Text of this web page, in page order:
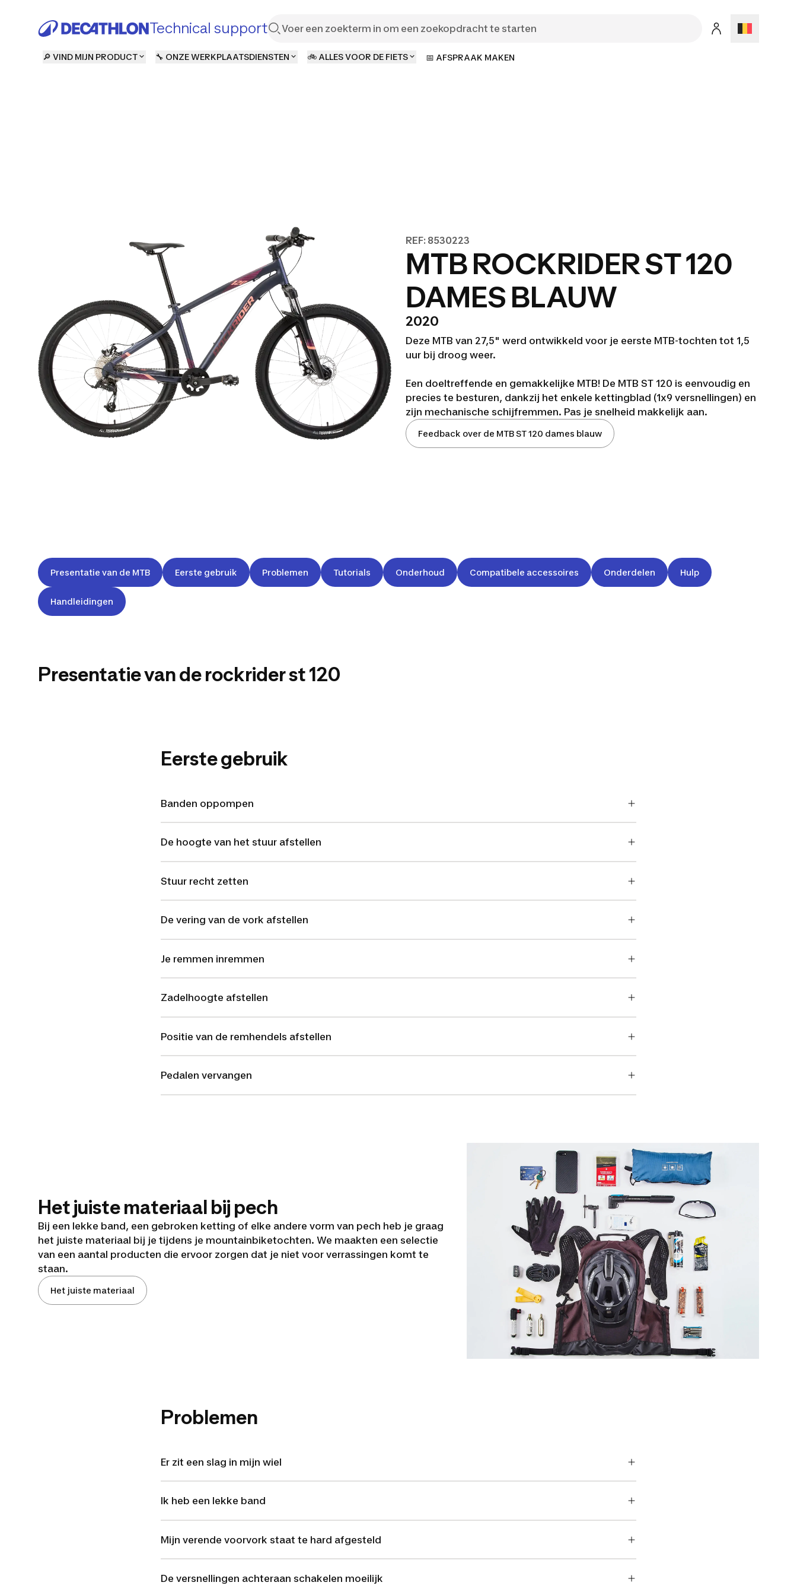
Technical support
🔎 VIND MIJN PRODUCT 🔧 ONZE WERKPLAATSDIENSTEN 🚲 ALLES VOOR DE FIETS 📅 AFSPRAAK MAKEN
REF: 8530223
MTB ROCKRIDER ST 120
DAMES BLAUW
2020
Deze MTB van 27,5" werd ontwikkeld voor je eerste MTB-tochten tot 1,5
uur bij droog weer.
Een doeltreffende en gemakkelijke MTB! De MTB ST 120 is eenvoudig en
precies te besturen, dankzij het enkele kettingblad (1x9 versnellingen) en
zijn mechanische schijfremmen. Pas je snelheid makkelijk aan.
Feedback over de MTB ST 120 dames blauw
Presentatie van de MTB Eerste gebruik Problemen Tutorials Onderhoud Compatibele accessoires Onderdelen Hulp
Handleidingen
Presentatie van de rockrider st 120
MTB
120
Eerste gebruik
Banden oppompen
De hoogte van het stuur afstellen
Stuur recht zetten
De vering van de vork afstellen
Je remmen inremmen
Zadelhoogte afstellen
Positie van de remhendels afstellen
Pedalen vervangen
Het juiste materiaal bij pech
Bij een lekke band, een gebroken ketting of elke andere vorm van pech heb je graag
het juiste materiaal bij je tijdens je mountainbiketochten. We maakten een selectie
van een aantal producten die ervoor zorgen dat je niet voor verrassingen komt te
staan.
Het juiste materiaal
Problemen
Er zit een slag in mijn wiel
Ik heb een lekke band
Mijn verende voorvork staat te hard afgesteld
De versnellingen achteraan schakelen moeilijk